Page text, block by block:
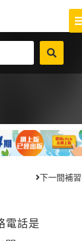
下一間補
電話是